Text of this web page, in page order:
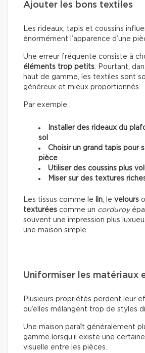
Ajouter les bons textiles
Les rideaux, tapis et coussins
énormément l’apparence d’une
Une erreur fréquente consiste à
éléments trop petits. Pourtant,
haut de gamme, les textiles sont
généreux et mieux proportionnés.
Par exemple :
Installer des rideaux du
sol
Choisir un grand tapis pour
pièce
Utiliser des coussins plus
Miser sur des textures
Les tissus comme le lin, le velours
texturées comme un corduroy
souvent une impression plus
une maison simple.
Uniformiser les matériaux
Plusieurs propriétés perdent leur
qu’elles mélangent trop de styles
Une maison paraît généralement
gamme lorsqu’il existe une
visuelle entre les pièces.